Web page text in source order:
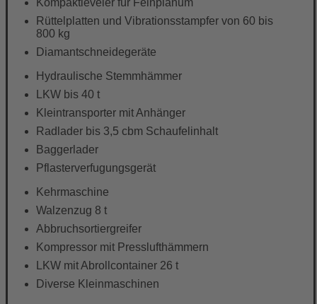
Kompaktleveler für Feinplanum
Rüttelplatten und Vibrationsstampfer von 60 bis
800 kg
Diamantschneidegeräte
Hydraulische Stemmhämmer
LKW bis 40 t
Kleintransporter mit Anhänger
Radlader bis 3,5 cbm Schaufelinhalt
Baggerlader
Pflasterverfugungsgerät
Kehrmaschine
Walzenzug 8 t
Abbruchsortiergreifer
Kompressor mit Presslufthämmern
LKW mit Abrollcontainer 26 t
Diverse Kleinmaschinen